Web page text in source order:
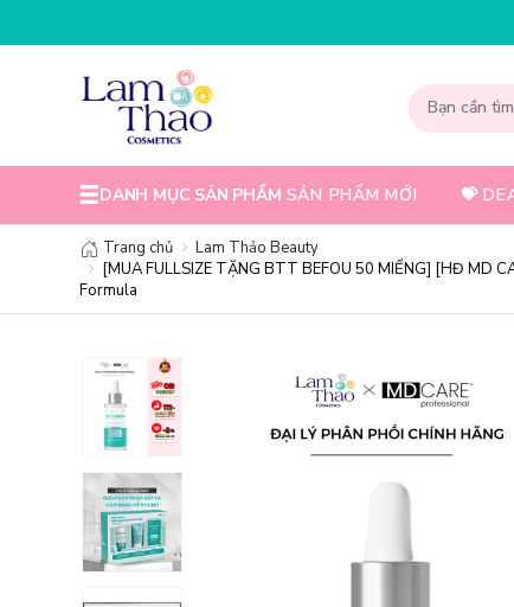
DANH MỤC SẢN PHẨM SẢN PHẨM MỚI 💝
Trang chủ
Lam Thảo Beauty
[MUA FULLSIZE TẶNG BTT BEFOU 50 MIẾNG] [HĐ MD
Formula